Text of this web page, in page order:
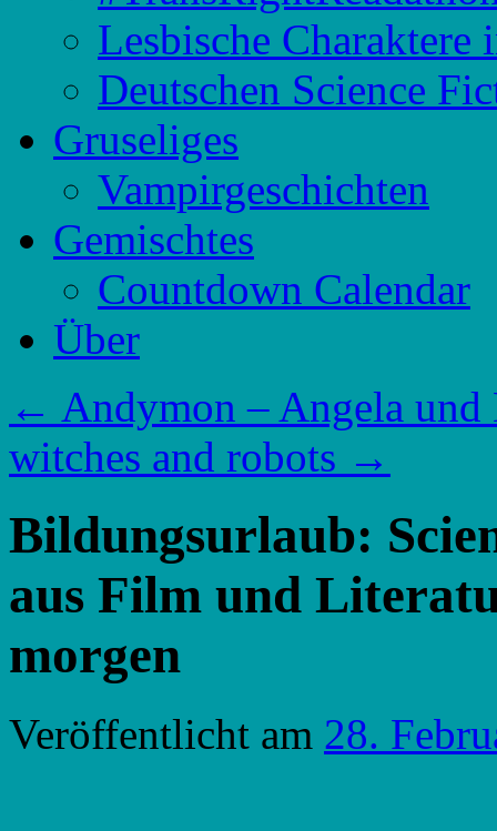
Lesbische
Deutschen Science
Gruseliges
Vampirgeschichten
Gemischtes
Countdown Calendar
Über
← Andymon – Angela
witches and robots →
Bildungsurlaub:
aus Film und
morgen
Veröffentlicht am 28.